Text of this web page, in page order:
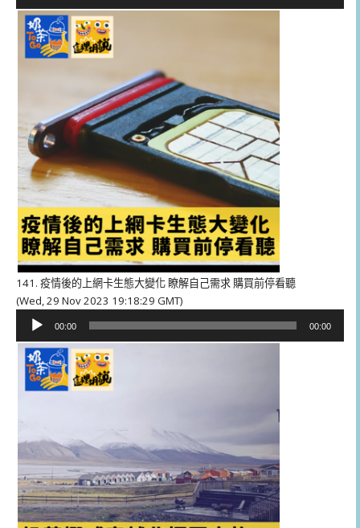
播
器
141. 疫情後的上網卡生態大變化 瞭解自己需求 購買前停看聽
(Wed, 29 Nov 2023 19:18:29 GMT)
播
器
00:00 00:00